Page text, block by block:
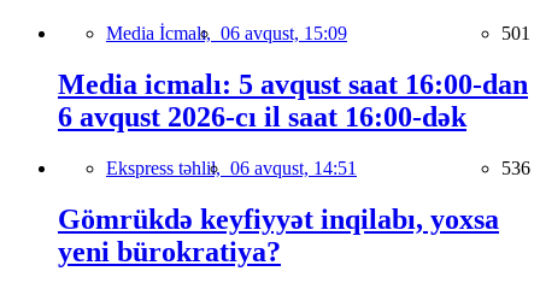
Media İcmalı, 06 avqust, 15:09 501
Media icmalı: 5 avqust saat 16:00-dan
6 avqust 2026-cı il saat 16:00-dək
Ekspress təhlil, 06 avqust, 14:51 536
Gömrükdə keyfiyyət inqilabı, yoxsa
yeni bürokratiya?